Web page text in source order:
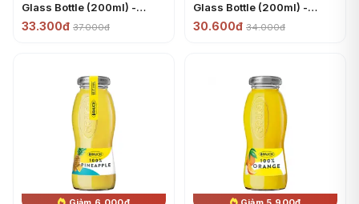
Glass Bottle (200ml) -
RAUCH
33.300đ 37.000đ
Glass Bottle (200ml) -
RAUCH
30.600đ 34.000đ